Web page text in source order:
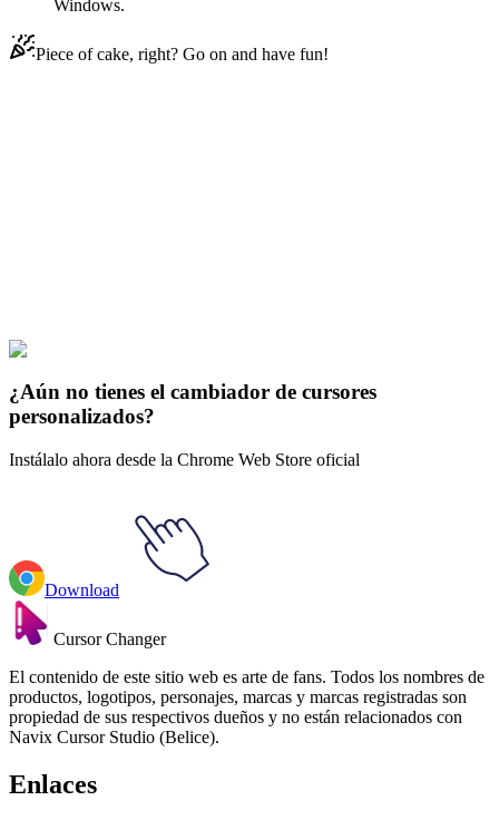
Windows.
Piece of cake, right? Go on and have fun!
Minecraft
Mobs
¿Aún no tienes el cambiador de cursores
personalizados?
Instálalo ahora desde la Chrome Web Store oficial
Download
Cursor Changer
El contenido de este sitio web es arte de fans. Todos los nombres de
productos, logotipos, personajes, marcas y marcas registradas son
propiedad de sus respectivos dueños y no están relacionados con
Navix Cursor Studio (Belice).
Enlaces